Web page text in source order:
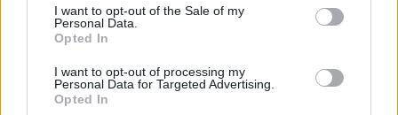
consent section.
I want to opt-out of the Sale of my
Personal Data.
Opted In
I want to opt-out of processing my
Personal Data for Targeted Advertising.
Opted In
elmondta már idén, hogy a további csökkentés nehéz
[&hellip;]